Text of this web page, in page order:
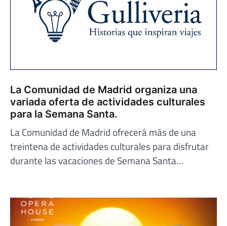
La Comunidad de Madrid organiza una
variada oferta de actividades culturales
para la Semana Santa.
La Comunidad de Madrid ofrecerá más de una
treintena de actividades culturales para disfrutar
durante las vacaciones de Semana Santa…